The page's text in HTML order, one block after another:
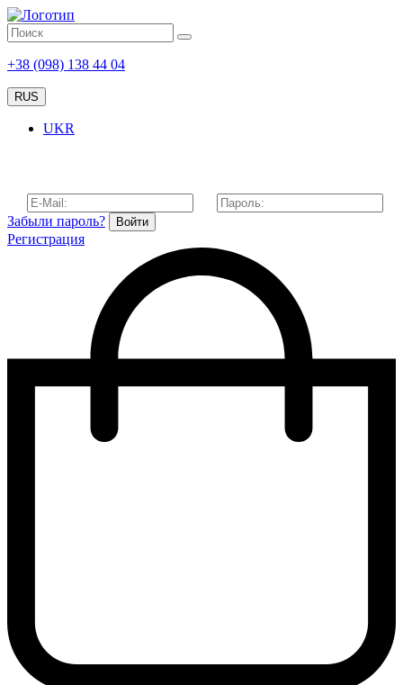
+38 (098) 138 44 04
RUS
UKR
Забыли пароль? Войти
Регистрация